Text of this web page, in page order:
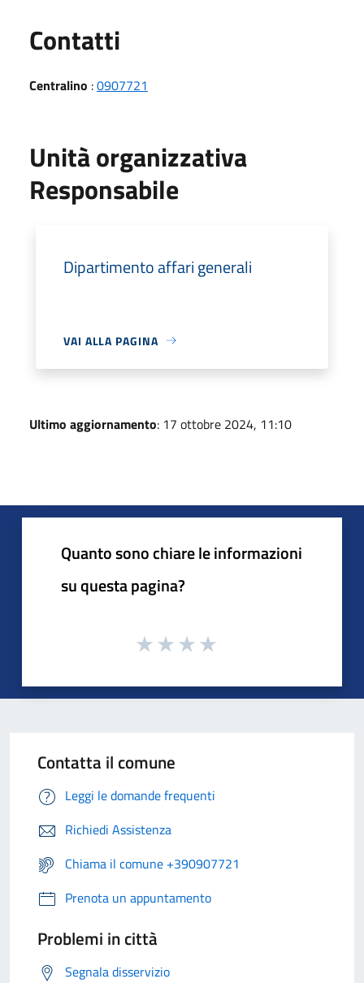
Contatti
Centralino :0907721
Unità organizzativa
Responsabile
Dipartimento affari generali
VAI ALLA PAGINA
Ultimo aggiornamento: 17 ottobre 2024, 11:10
Quanto sono chiare le informazioni
su questa pagina?
Contatta il comune
Leggi le domande frequenti
Richiedi Assistenza
Chiama il comune +390907721
Prenota un appuntamento
Problemi in città
Segnala disservizio